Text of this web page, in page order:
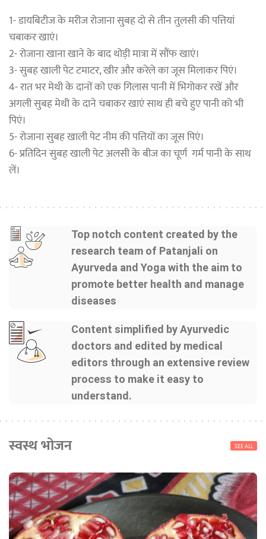
1- डायबिटीज के मरीज रोजाना सुबह दो से तीन तुलसी की पत्तियां
चबाकर खाएं।
2- रोजाना खाना खाने के बाद थोड़ी मात्रा में सौंफ खाएं।
3- सुबह खाली पेट टमाटर, खीर और करेले का जूस मिलाकर पिएं।
4- रात भर मेथी के दानों को एक गिलास पानी में भिगोकर रखें और
अगली सुबह मेथी के दाने चबाकर खाएं साथ ही बचे हुए पानी को भी
पिएं।
5- रोजाना सुबह खाली पेट नीम की पत्तियों का जूस पिएं।
6- प्रतिदिन सुबह खाली पेट अलसी के बीज का चूर्ण गर्म पानी के साथ
लें।
Top notch content created by the
research team of Patanjali on
Ayurveda and Yoga with the aim to
promote better health and manage
diseases
Content simplified by Ayurvedic
doctors and edited by medical
editors through an extensive review
process to make it easy to
understand.
स्वस्थ भोजन SEE ALL